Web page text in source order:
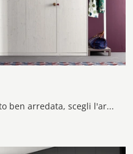
Se desideri una camera da letto ben arredata, scegli l'armadio Easy con ante battenti di Callesella!